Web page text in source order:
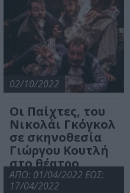
02/10/2022
Οι Παίχτες, του
Νικολάι Γκόγκολ
σε σκηνοθεσία
Γιώργου Κουτλή
στο θέατρο
Αριστοτέλειον
ΑΠΟ: 01/04/2022 ΕΩΣ:
17/04/2022